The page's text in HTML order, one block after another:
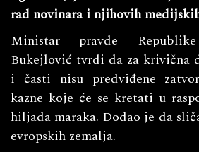
rad novinara i njihovih
Ministar pravde
Bukejlović tvrdi da za krivična
i časti nisu predviđene
kazne koje će se kretati u
hiljada maraka. Dodao je da
evropskih zemalja.